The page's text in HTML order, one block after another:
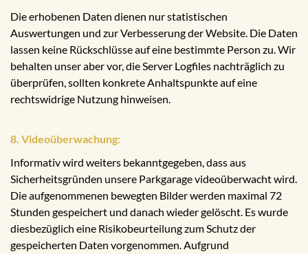
Die erhobenen Daten dienen nur statistischen
Auswertungen und zur Verbesserung der Website. Die Daten
lassen keine Rückschlüsse auf eine bestimmte Person zu. Wir
behalten unser aber vor, die Server Logfiles nachträglich zu
überprüfen, sollten konkrete Anhaltspunkte auf eine
rechtswidrige Nutzung hinweisen.
8. Videoüberwachung:
Informativ wird weiters bekanntgegeben, dass aus
Sicherheitsgründen unsere Parkgarage videoüberwacht wird.
Die aufgenommenen bewegten Bilder werden maximal 72
Stunden gespeichert und danach wieder gelöscht. Es wurde
diesbezüglich eine Risikobeurteilung zum Schutz der
gespeicherten Daten vorgenommen. Aufgrund